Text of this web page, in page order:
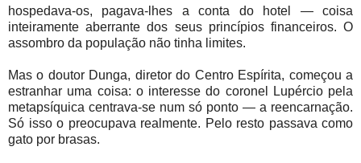
hospedava-os, pagava-lhes a conta do hotel — coisa
inteiramente aberrante dos seus princípios financeiros. O
assombro da população não tinha limites.
Mas o doutor Dunga, diretor do Centro Espírita, começou a
estranhar uma coisa: o interesse do coronel Lupércio pela
metapsíquica centrava-se num só ponto — a reencarnação.
Só isso o preocupava realmente. Pelo resto passava como
gato por brasas.